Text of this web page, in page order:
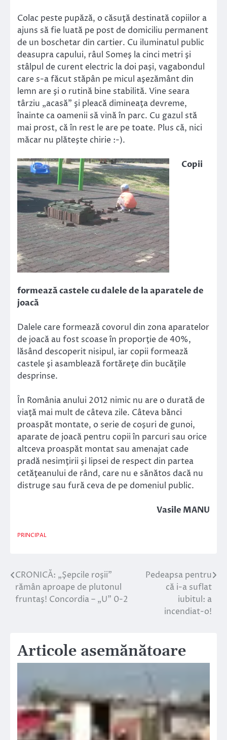
Colac peste pupăză, o căsuţă destinată copiilor a
ajuns să fie luată pe post de domiciliu permanent
de un boschetar din cartier. Cu iluminatul public
deasupra capului, râul Someş la cinci metri şi
stâlpul de curent electric la doi paşi, vagabondul
care s-a făcut stăpân pe micul aşezământ din
lemn are şi o rutină bine stabilită. Vine seara
târziu „acasă” şi pleacă dimineaţa devreme,
înainte ca oamenii să vină în parc. Cu gazul stă
mai prost, că în rest le are pe toate. Plus că, nici
măcar nu plăteşte chirie :-).
Copii
formează castele cu dalele de la aparatele de
joacă
Dalele care formează covorul din zona aparatelor
de joacă au fost scoase în proporţie de 40%,
lăsând descoperit nisipul, iar copii formează
castele şi asamblează fortăreţe din bucăţile
desprinse.
În România anului 2012 nimic nu are o durată de
viaţă mai mult de câteva zile. Câteva bănci
proaspăt montate, o serie de coşuri de gunoi,
aparate de joacă pentru copii în parcuri sau orice
altceva proaspăt montat sau amenajat cade
pradă nesimţirii şi lipsei de respect din partea
cetăţeanului de rând, care nu e sănătos dacă nu
distruge sau fură ceva de pe domeniul public.
Vasile MANU
PRINCIPAL
Navigare
în
CRONICĂ: „Şepcile roşii”
rămân aproape de plutonul
fruntaş! Concordia – „U” 0-2
Pedeapsa pentru
că i-a suflat
iubitul: a
incendiat-o!
Articole asemănătoare